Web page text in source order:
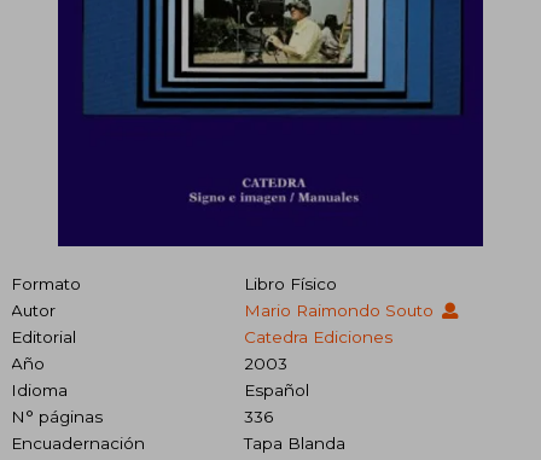
Formato
Libro Físico
Autor
Mario Raimondo Souto
Editorial
Catedra Ediciones
Año
2003
Idioma
Español
N° páginas
336
Encuadernación
Tapa Blanda